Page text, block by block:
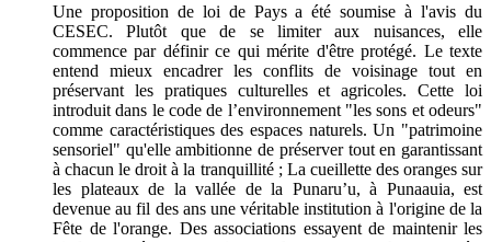
Une proposition de loi de Pays a été soumise à l'avis du
CESEC. Plutôt que de se limiter aux nuisances, elle
commence par définir ce qui mérite d'être protégé. Le texte
entend mieux encadrer les conflits de voisinage tout en
préservant les pratiques culturelles et agricoles. Cette loi
introduit dans le code de l’environnement "les sons et odeurs"
comme caractéristiques des espaces naturels. Un "patrimoine
sensoriel" qu'elle ambitionne de préserver tout en garantissant
à chacun le droit à la tranquillité ; La cueillette des oranges sur
les plateaux de la vallée de la Punaru’u, à Punaauia, est
devenue au fil des ans une véritable institution à l'origine de la
Fête de l'orange. Des associations essayent de maintenir les